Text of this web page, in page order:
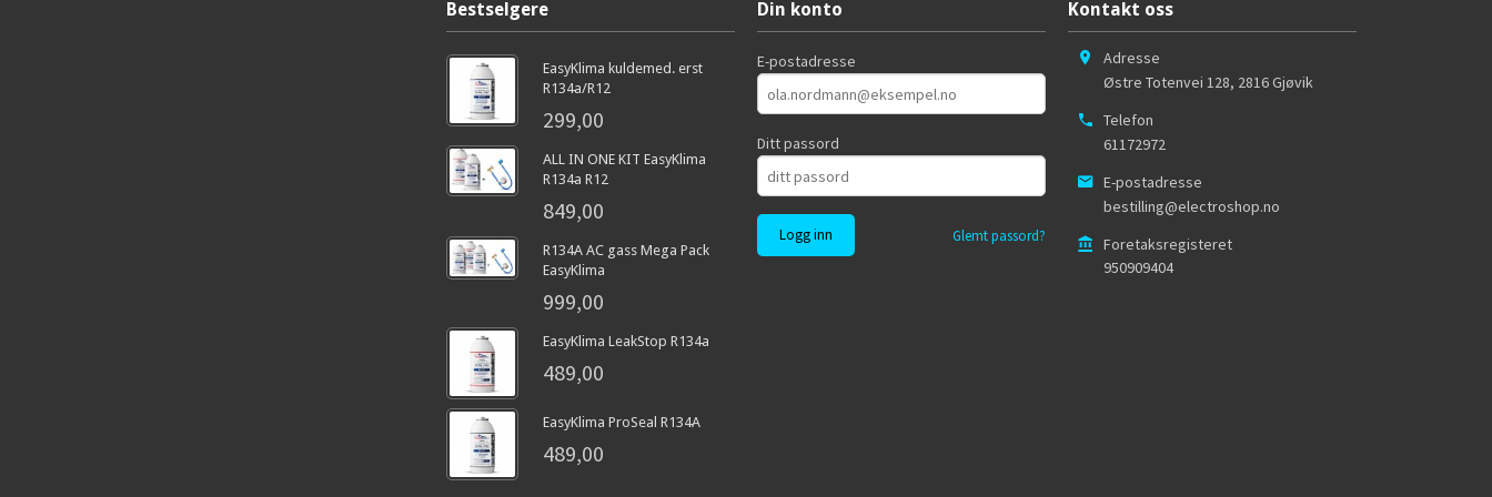
Bestselgere
EasyKlima kuldemed. erst
R134a/R12
299,00
ALL IN ONE KIT EasyKlima
R134a R12
849,00
R134A AC gass Mega Pack
EasyKlima
999,00
EasyKlima LeakStop R134a
489,00
EasyKlima ProSeal R134A
489,00
Din konto
E-postadresse
Ditt passord
Glemt passord?
Kontakt oss
Adresse
Østre Totenvei 128, 2816Gjøvik
Telefon
61172972
E-postadresse
bestilling@electroshop.no
Foretaksregisteret
950909404